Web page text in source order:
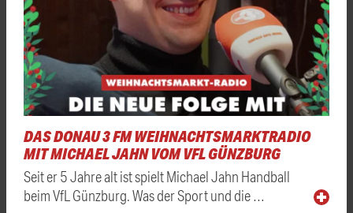
DAS DONAU 3 FM WEIHNACHTSMARKTRADIO
MIT MICHAEL JAHN VOM VFL GÜNZBURG
Seit er 5 Jahre alt ist spielt Michael Jahn Handball
beim VfL Günzburg. Was der Sport und die …